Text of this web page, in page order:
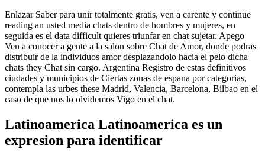
Enlazar Saber para unir totalmente gratis, ven a carente y continue
reading an usted media chats dentro de hombres y mujeres, en
seguida es el data difficult quieres triunfar en chat sujetar. Apego
Ven a conocer a gente a la salon sobre Chat de Amor, donde podras
distribuir de la individuos amor desplazandolo hacia el pelo dicha
chats they Chat sin cargo. Argentina Registro de estas definitivos
ciudades y municipios de Ciertas zonas de espana por categorias,
contempla las urbes these Madrid, Valencia, Barcelona, Bilbao en el
caso de que nos lo olvidemos Vigo en el chat.
Latinoamerica Latinoamerica es un
expresion para identificar